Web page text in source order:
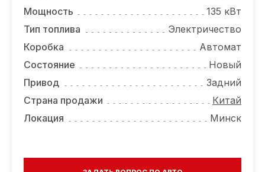
КОНТАКТЫ
Мощность
135 кВт
Тип топлива
Электричество
Коробка
Автомат
Состояние
Новый
Привод
Задний
Страна продажи
Китай
Локация
Минск